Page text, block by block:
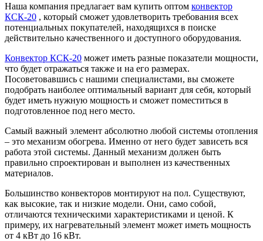
Наша компания предлагает вам купить оптом конвектор
КСК-20 , который сможет удовлетворить требования всех
потенциальных покупателей, находящихся в поиске
действительно качественного и доступного оборудования.
Конвектор КСК-20 может иметь разные показатели мощности,
что будет отражаться также и на его размерах.
Посоветовавшись с нашими специалистами, вы сможете
подобрать наиболее оптимальный вариант для себя, который
будет иметь нужную мощность и сможет поместиться в
подготовленное под него место.
Самый важный элемент абсолютно любой системы отопления
– это механизм обогрева. Именно от него будет зависеть вся
работа этой системы. Данный механизм должен быть
правильно спроектирован и выполнен из качественных
материалов.
Большинство конвекторов монтируют на пол. Существуют,
как высокие, так и низкие модели. Они, само собой,
отличаются техническими характеристиками и ценой. К
примеру, их нагревательный элемент может иметь мощность
от 4 кВт до 16 кВт.